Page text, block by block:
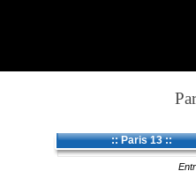
:: Paris 13 ::